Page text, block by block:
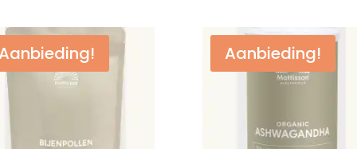
€7,95.€7,25.
Aanbieding! Aanbieding!